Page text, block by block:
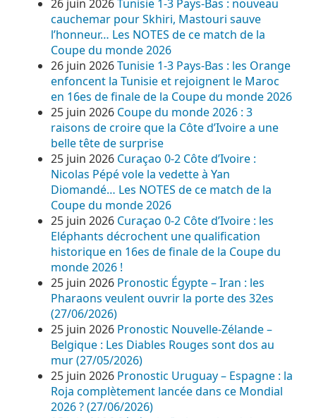
26 juin 2026Tunisie 1-3 Pays-Bas : nouveau
cauchemar pour Skhiri, Mastouri sauve
l’honneur… Les NOTES de ce match de la
Coupe du monde 2026
26 juin 2026Tunisie 1-3 Pays-Bas : les Orange
enfoncent la Tunisie et rejoignent le Maroc
en 16es de finale de la Coupe du monde 2026
25 juin 2026 Coupe du monde 2026 : 3
raisons de croire que la Côte d’Ivoire a une
belle tête de surprise
25 juin 2026 Curaçao 0-2 Côte d’Ivoire :
Nicolas Pépé vole la vedette à Yan
Diomandé… Les NOTES de ce match de la
Coupe du monde 2026
25 juin 2026 Curaçao 0-2 Côte d’Ivoire : les
Eléphants décrochent une qualification
historique en 16es de finale de la Coupe du
monde 2026 !
25 juin 2026 Pronostic Égypte – Iran : les
Pharaons veulent ouvrir la porte des 32es
(27/06/2026)
25 juin 2026 Pronostic Nouvelle-Zélande –
Belgique : Les Diables Rouges sont dos au
mur (27/05/2026)
25 juin 2026 Pronostic Uruguay – Espagne : la
Roja complètement lancée dans ce Mondial
2026 ? (27/06/2026)